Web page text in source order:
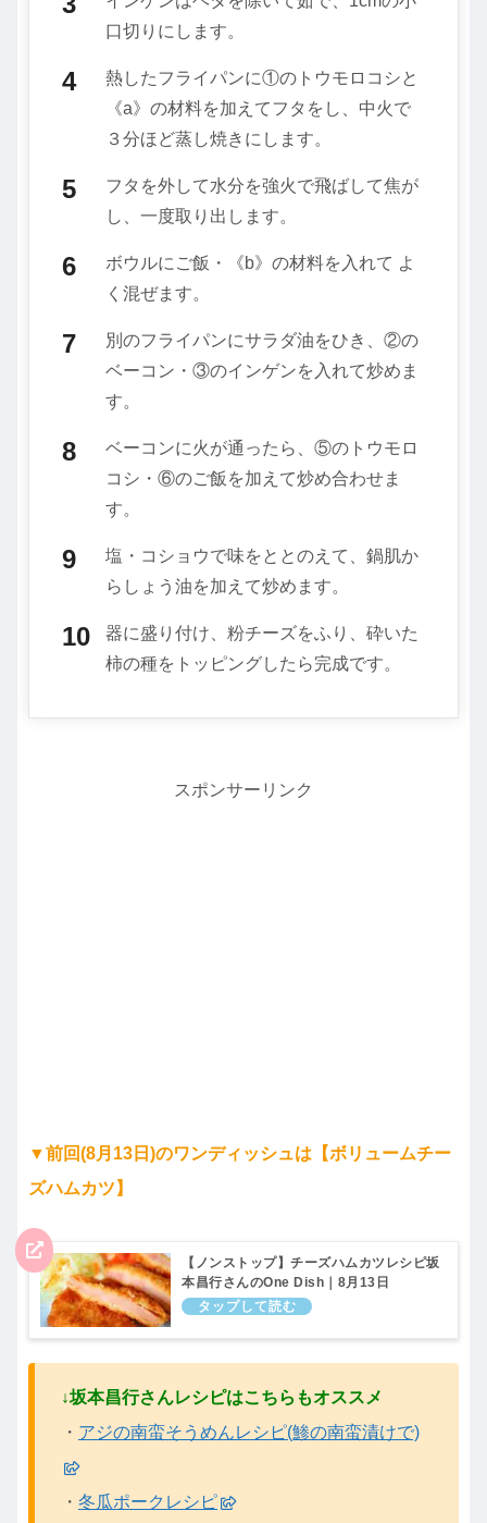
口切りにします。
熱したフライパンに①のトウモロコシと
《a》の材料を加えてフタをし、中火で
３分ほど蒸し焼きにします。
フタを外して水分を強火で飛ばして焦が
し、一度取り出します。
ボウルにご飯・《b》の材料を入れて よ
く混ぜます。
別のフライパンにサラダ油をひき、②の
ベーコン・③のインゲンを入れて炒めま
す。
ベーコンに火が通ったら、⑤のトウモロ
コシ・⑥のご飯を加えて炒め合わせま
す。
塩・コショウで味をととのえて、鍋肌か
らしょう油を加えて炒めます。
器に盛り付け、粉チーズをふり、砕いた
柿の種をトッピングしたら完成です。
スポンサーリンク
▼前回(8月13日)のワンディッシュは【ボリュームチー
ズハムカツ】
【ノンストップ】チーズハムカツレシピ坂
本昌行さんのOne Dish｜8月13日
↓坂本昌行さんレシピはこちらもオススメ
・ アジの南蛮そうめんレシピ(鯵の南蛮漬けで)
・ 冬瓜ポークレシピ